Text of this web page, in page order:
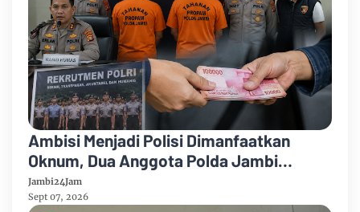
Ambisi Menjadi Polisi Dimanfaatkan
Oknum, Dua Anggota Polda Jambi
Diduga Tipu Calon Bintara dengan Janji
Kelulusan
Jambi24Jam
Sept 07, 2026